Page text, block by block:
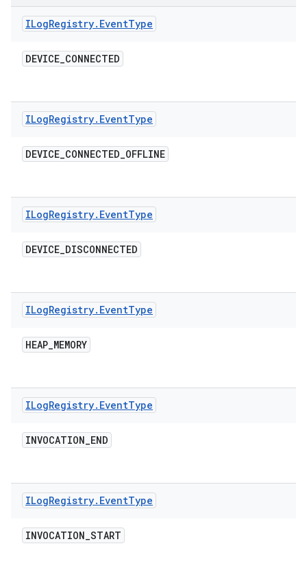
ILogRegistry. EventType
DEVICE_CONNECTED
ILogRegistry. EventType
DEVICE_CONNECTED_OFFLINE
ILogRegistry. EventType
DEVICE_DISCONNECTED
ILogRegistry. EventType
HEAP_MEMORY
ILogRegistry. EventType
INVOCATION_END
ILogRegistry. EventType
INVOCATION_START